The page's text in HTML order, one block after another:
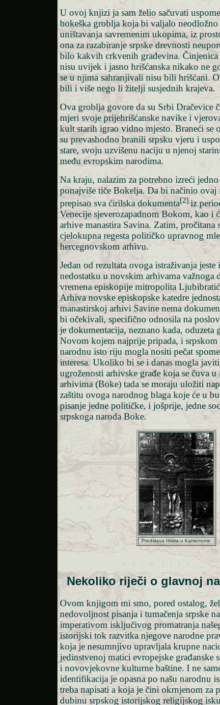
U ovoj knjizi ja sam želio sačuvati
bokeška groblja koja bi valjalo neodložno
uništavanja savremenim ukopima, iz
ona za razabiranje srpske drevnosti
bilo kakvih crkvenih građevina.
nisu uvijek i jasno hrišćanska nikako ne
se u njima sahranjivali nisu bili hrišćani.
bili i više nego li žitelji susjednih krajeva.
Ova groblja govore da su Srbi Dračevice
mjeri svoje prijehrišćanske navike i
kult starih igrao vidno mjesto. Braneći se
su prevashodno branili srpsku vjeru i
stare, svoju uzvišenu naciju u njenoj
među evropskim narodima.
Na kraju, nalazim za potrebno izreći
ponajviše tiče Bokelja. Da bi načinio ovaj
prepisao sva ćirilska dokumenta[2]iz
Venecije sjeverozapadnom Bokom, kao i
arhive manastira Savina. Zatim, pročitana
cjelokupna regesta političko upravnog
hercegnovskom arhivu.
Jedan od rezultata ovoga istraživanja jeste
nedostatku u novskim arhivama važnoga
vremena episkopije mitropolita
Arhiva novske episkopske katedre
manastirskoj arhivi Savine nema
bi očekivali, specifično odnosila na
je dokumentacija, neznano kada, oduzeta
Novom kojem najprije pripada, i
narodnu isto riju mogla nositi pečat
interesa. Ukoliko bi se i danas mogla
ugroženosti arhivske građe koja se čuva
arhivima (Boke) tada se moraju uložiti
zaštitu ovoga narodnog blaga koje će u
pisanje jedne političke, i jošprije, jedne
srpskoga naroda Boke.
Predstava Hrista u Kamenome
Nekoliko riječi o glavnoj
Ovom knjigom mi smo, pored ostalog,
nedovoljnost pisanja i tumačenja srpske
imperativom isključivog promatranja
istorijski tok razvitka njegove narodne
koja je nesumnjivo upravljala krupne
jedinstvenoj matici evropejske građanske
i novovjekovne kulturne baštine. I ne
identifikacija je opasna po našu narodnu
treba napisati a koja je čini okrnjenom za
dubinu srpskog istorijskog religijskog